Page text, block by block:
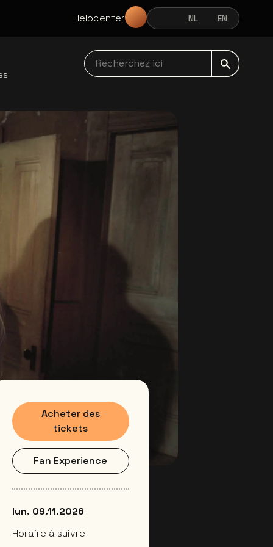
Helpcenter FRANÇAISNEDERLANDS
NL ENGLISH
EN
Recherchez ici navbar
Acheter des
tickets
Fan Experience
lun. 09.11.2026
Horaire à suivre